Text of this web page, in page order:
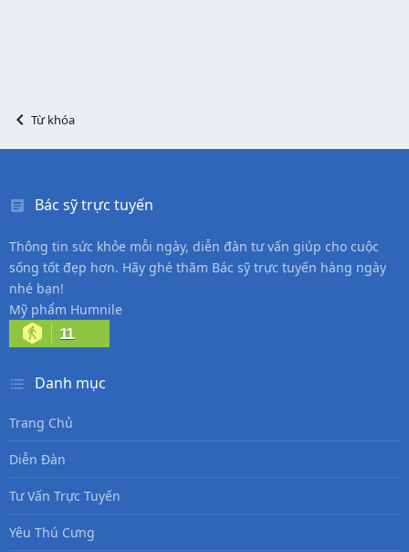
Từ khóa
Bác sỹ trực tuyến
Thông tin sức khỏe mỗi ngày, diễn đàn tư vấn giúp cho cuộc
sống tốt đẹp hơn. Hãy ghé thăm Bác sỹ trực tuyến hàng ngày
nhé bạn!
Mỹ phẩm Humnile
11
Danh mục
Trang Chủ
Diễn Đàn
Tư Vấn Trực Tuyến
Yêu Thú Cưng